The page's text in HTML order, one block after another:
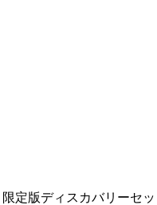
限定版ディスカバリーセ